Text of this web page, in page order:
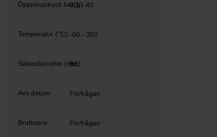
0,1 - 40
-60 - 350
92
Förfrågan
Förfrågan